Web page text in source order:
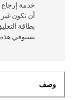
أن تكون
بطاقة
يستوفي
وصف